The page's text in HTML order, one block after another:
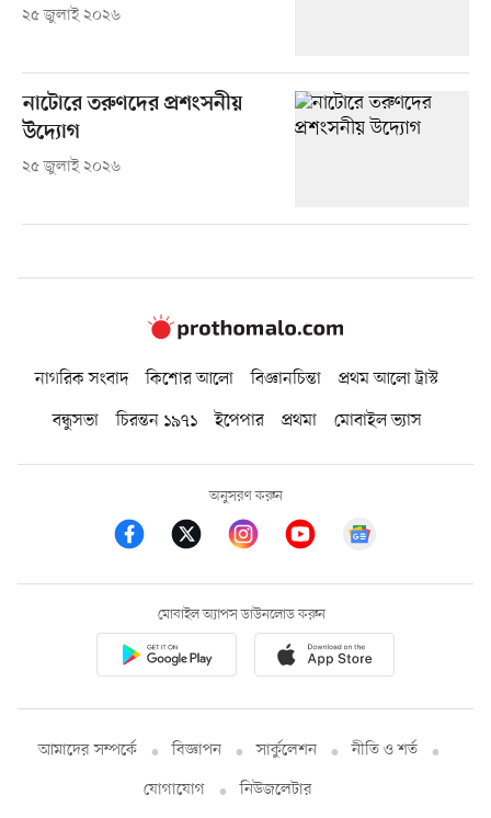
২৫ জুলাই ২০২৬
নাটোরে তরুণদের প্রশংসনীয়
উদ্যোগ
২৫ জুলাই ২০২৬
নাগরিক সংবাদ কিশোর আলো বিজ্ঞানচিন্তা
প্রথম আলো ট্রাস্ট
বন্ধুসভা
চিরন্তন ১৯৭১ ইপেপার প্রথমা মোবাইল ভ্যাস
অনুসরণ করুন
মোবাইল অ্যাপস ডাউনলোড করুন
আমাদের সম্পর্কে বিজ্ঞাপন সার্কুলেশন
নীতি ও শর্ত
যোগাযোগ
নিউজলেটার